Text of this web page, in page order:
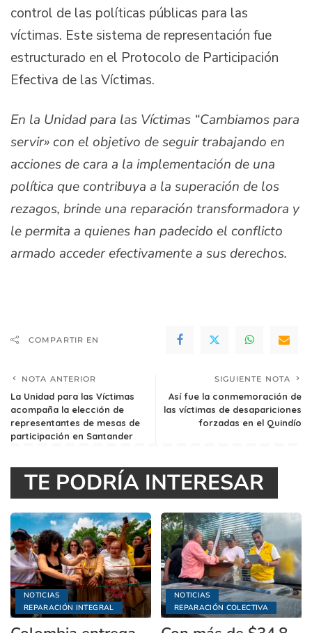
control de las políticas públicas para las
víctimas. Este sistema de representación fue
estructurado en el Protocolo de Participación
Efectiva de las Víctimas.
En la Unidad para las Víctimas “Cambiamos para
servir» con el objetivo de seguir trabajando en
acciones de cara a la implementación de una
política que contribuya a la superación de los
rezagos, brinde una reparación transformadora y
le permita a quienes han padecido el conflicto
armado acceder efectivamente a sus derechos.
COMPARTIR EN
NOTA ANTERIOR
La Unidad para las Víctimas
acompaña la elección de
representantes de mesas de
participación en Santander
SIGUIENTE NOTA
Así fue la conmemoración de
las víctimas de desapariciones
forzadas en el Quindío
TE PODRÍA INTERESAR
NOTICIAS
REPARACIÓN INTEGRAL
NOTICIAS
REPARACIÓN COLECTIVA